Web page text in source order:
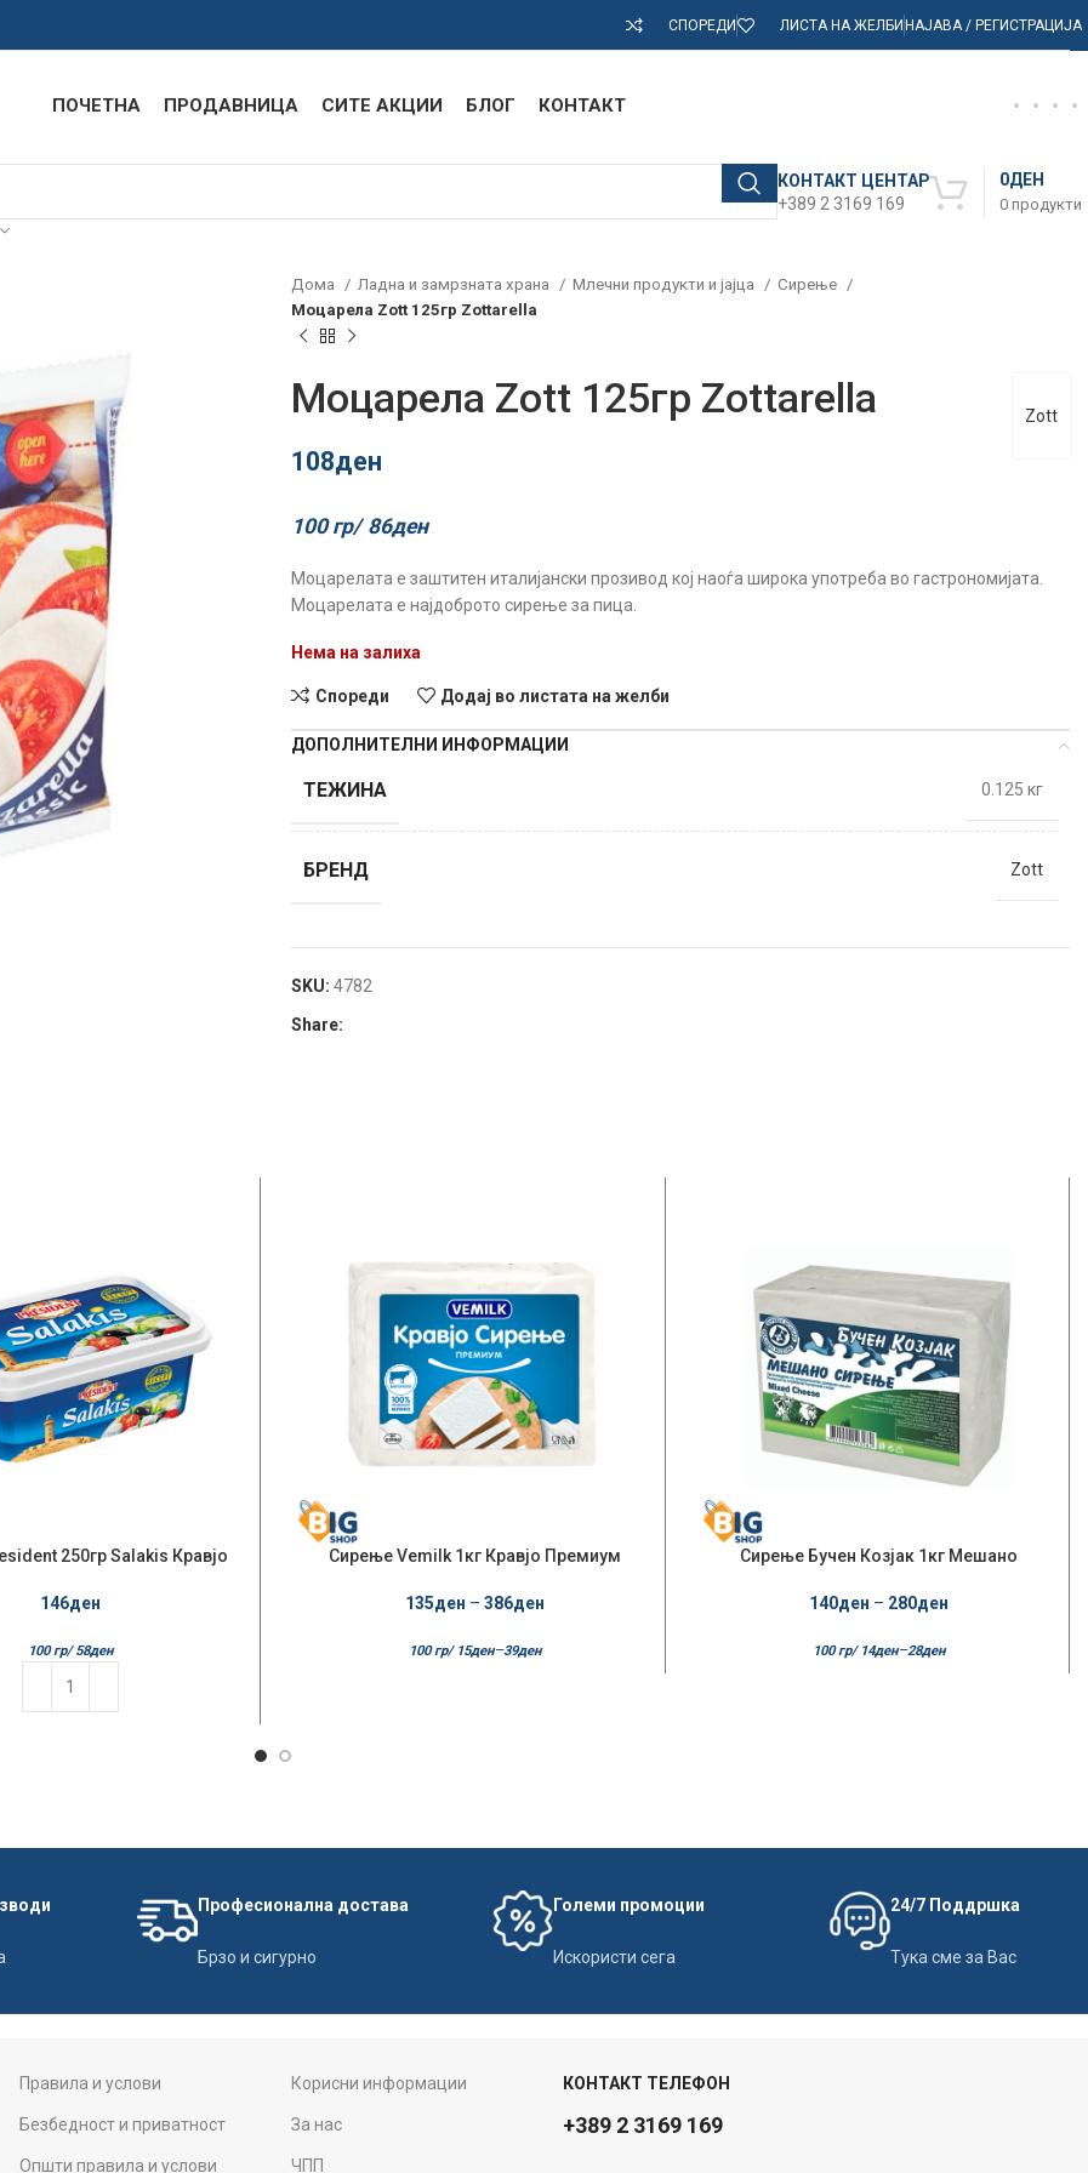
СПОРЕДИ ЛИСТА НА ЖЕЛБИНАЈАВА / РЕГИСТРАЦИЈА
ПОЧЕТНА ПРОДАВНИЦА СИТЕ АКЦИИ БЛОГ КОНТАКТ
КОНТАКТ ЦЕНТАР
+389 2 3169 169
0 продукти
0ДЕН
Дома Ладна и замрзната храна Млечни продукти и јајца
Сирење
Моцарела Zott 125гр Zottarella
Zott
Моцарела Zott 125гр Zottarella
108ден
100 гр/ 86ден
Моцарелата е заштитен италијански прозивод кој наоѓа широка употреба во гастрономијата.
Моцарелата е најдоброто сирење за пица.
Нема на залиха
Спореди Додај во листата на желби
ДОПОЛНИТЕЛНИ ИНФОРМАЦИИ
ТЕЖИНА 0.125 кг
БРЕНД Zott
SKU: 4782
Share:
250гр Salakis Кравјо
146ден
100 гр/ 58ден
Сирење Vemilk 1кг Кравјо Премиум
135ден – 386ден
100 гр/ 15ден–39ден
Сирење Бучен Козјак 1кг Мешано
140ден – 280ден
100 гр/ 14ден–28ден
Професионална достава
Брзо и сигурно
Големи промоции
Искористи сега
24/7 Поддршка
Тука сме за Вас
Правила и услови
Безбедност и приватност
Општи правила и услови
Корисни информации
За нас
ЧПП
КОНТАКТ ТЕЛЕФОН
+389 2 3169 169